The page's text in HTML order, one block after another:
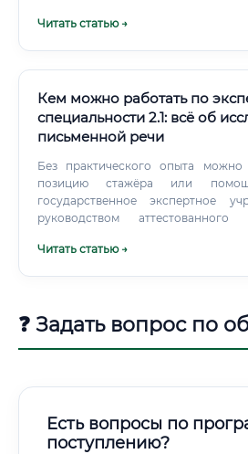
сельскохозяйственных угодьях —
Читать статью →
Кем можно работать по
специальности 2.1: всё об
письменной речи
Без практического опыта можно
позицию стажёра или
государственное экспертное
руководством
методики, осваивает оформление
наставничество.
Читать статью →
❓ Задать вопрос по
Есть вопросы по
поступлению?